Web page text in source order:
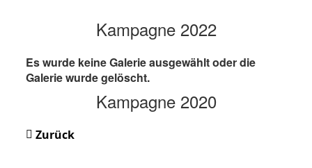
Kampagne 2022
Es wurde keine Galerie ausgewählt oder die
Galerie wurde gelöscht.
Kampagne 2020
Zurück